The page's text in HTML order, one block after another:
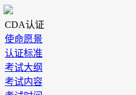
CDA认证
使命愿景
认证标准
考试大纲
考试内容